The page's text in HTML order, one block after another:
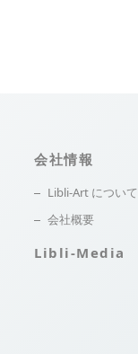
会社情報
Libli-Art について
会社概要
Libli-Media